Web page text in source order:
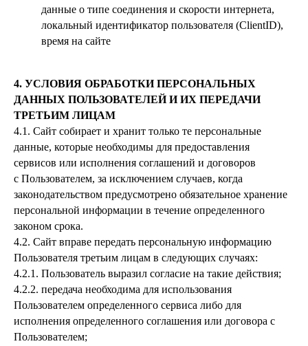
данные о типе соединения и скорости интернета,
локальный идентификатор пользователя (ClientID),
время на сайте
4. УСЛОВИЯ ОБРАБОТКИ ПЕРСОНАЛЬНЫХ
ДАННЫХ ПОЛЬЗОВАТЕЛЕЙ И ИХ ПЕРЕДАЧИ
ТРЕТЬИМ ЛИЦАМ
4.1. Сайт собирает и хранит только те персональные
данные, которые необходимы для предоставления
сервисов или исполнения соглашений и договоров
с Пользователем, за исключением случаев, когда
законодательством предусмотрено обязательное хранение
персональной информации в течение определенного
законом срока.
4.2. Сайт вправе передать персональную информацию
Пользователя третьим лицам в следующих случаях:
4.2.1. Пользователь выразил согласие на такие действия;
4.2.2. передача необходима для использования
Пользователем определенного сервиса либо для
исполнения определенного соглашения или договора с
Пользователем;